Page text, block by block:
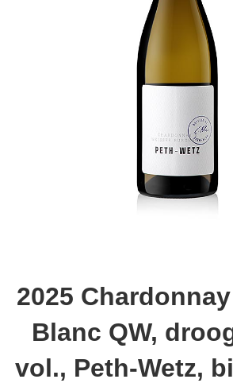
2025
Blanc QW,
vol., Peth-Wetz,